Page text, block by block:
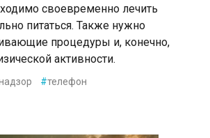
своевременно лечить
питаться. Также нужно
процедуры и, конечно,
активности.
#телефон